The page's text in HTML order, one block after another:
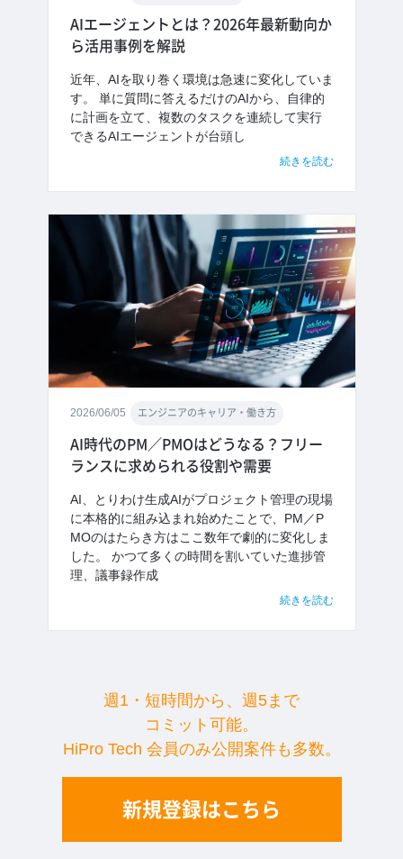
AIエージェントとは？2026年最新動向か
ら活用事例を解説
近年、AIを取り巻く環境は急速に変化していま
す。 単に質問に答えるだけのAIから、自律的
に計画を立て、複数のタスクを連続して実行
できるAIエージェントが台頭し
続きを読む
2026/06/05 エンジニアのキャリア・働き方
AI時代のPM／PMOはどうなる？フリー
ランスに求められる役割や需要
AI、とりわけ生成AIがプロジェクト管理の現場
に本格的に組み込まれ始めたことで、PM／P
MOのはたらき方はここ数年で劇的に変化しま
した。 かつて多くの時間を割いていた進捗管
理、議事録作成
続きを読む
週1・短時間から、週5まで
コミット可能。
HiPro Tech 会員のみ公開案件も多数。
新規登録はこちら